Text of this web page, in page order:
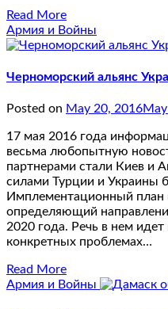
Read More
Армия и Войны
Черноморский альянс
Posted on May 20, 2016
17 мая 2016 года
весьма любопытную
партнерами стали Киев и
силами Турции и Украины
Имплементационный план
определяющий
2020 года. Речь в нем
конкретных проблемах…
Read More
Армия и Войны